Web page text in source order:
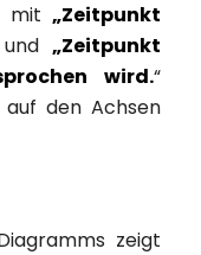
mit„Zeitpunkt
und„Zeitpunkt
wird.“
den Achsen
zeigt